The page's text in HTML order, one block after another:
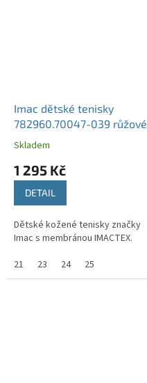
Imac dětské tenisky
782960.70047-039 růžové
Skladem
1 295 Kč
DETAIL
Dětské kožené tenisky značky
Imac s membránou IMACTEX.
21
23 24 25